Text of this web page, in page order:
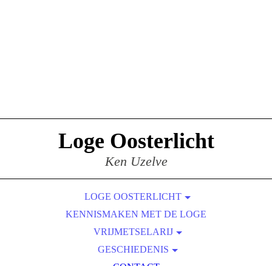
Loge Oosterlicht
Ken Uzelve
LOGE OOSTERLICHT
DE LOGE
SYMBOLIEK
ERVARINGEN
KENNISMAKEN MET DE LOGE
VRIJMETSELARIJ
DE RUWE STEEN
GESCHIEDENIS